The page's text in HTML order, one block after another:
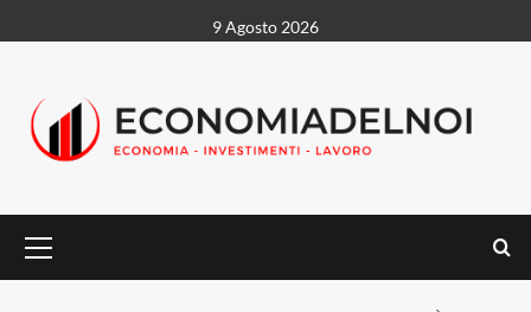
al
9 Agosto 2026
principale